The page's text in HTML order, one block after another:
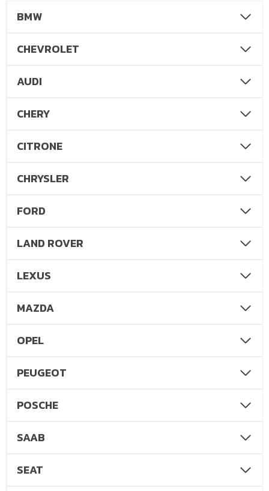
BMW
CHEVROLET
AUDI
CHERY
CITRONE
CHRYSLER
FORD
LAND ROVER
LEXUS
MAZDA
OPEL
PEUGEOT
POSCHE
SAAB
SEAT